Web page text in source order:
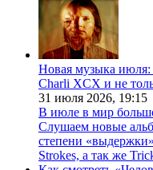
Новая музыка
Charli XCX и не
31 июля 2026, 19:15
В июле в мир
Слушаем новые
степени
Strokes, а так же